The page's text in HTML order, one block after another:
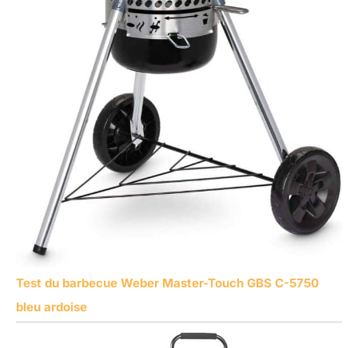
Test du barbecue Weber Master-Touch GBS C-5750
bleu ardoise